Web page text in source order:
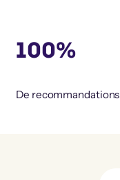
100%
De recommandations